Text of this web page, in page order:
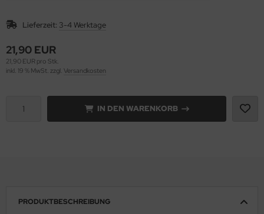
Lieferzeit: 3-4 Werktage
21,90 EUR
21,90 EUR pro Stk.
inkl. 19 % MwSt. zzgl. Versandkosten
IN DEN WARENKORB
PRODUKTBESCHREIBUNG